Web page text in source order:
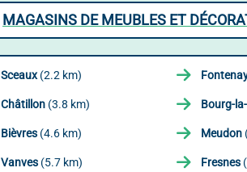
MAGASINS DE MEUBLES ET
Sceaux(2.2 km)
Châtillon (3.8 km) Bourg-
Bièvres (4.6 km) Meudon
Vanves (5.7 km) Fresnes